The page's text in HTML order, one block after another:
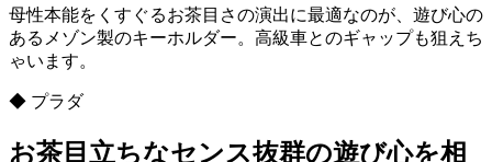
母性本能をくすぐるお茶目さの演出に最適なのが、遊び心の
あるメゾン製のキーホルダー。高級車とのギャップも狙えち
ゃいます。
◆ プラダ
お茶目立ちなセンス抜群の遊び心を相